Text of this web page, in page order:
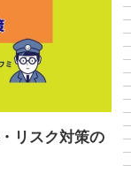
リスク対策の